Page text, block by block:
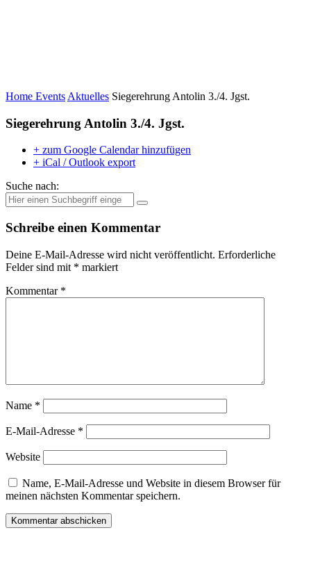
Home Events Aktuelles Siegerehrung Antolin 3./4. Jgst.
Siegerehrung Antolin 3./4. Jgst.
+ zum Google Calendar hinzufügen
+ iCal / Outlook export
Suche nach:
Schreibe einen Kommentar
Deine E-Mail-Adresse wird nicht veröffentlicht. Erforderliche
Felder sind mit * markiert
Kommentar *
Name *
E-Mail-Adresse *
Website
Name, E-Mail-Adresse und Website in diesem Browser für
meinen nächsten Kommentar speichern.